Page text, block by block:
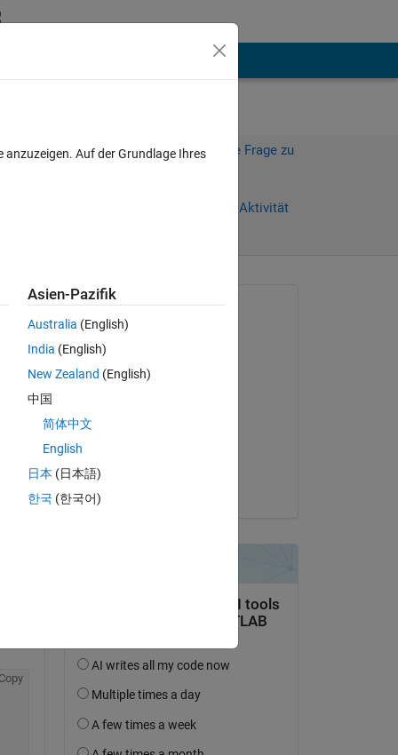
Melden Sie sich an, um diese Frage zu
Anmelden, um Aktivität
朋貴 熊田
am 1 Aug. 2021
am 4 Aug. 2021
Akzeptiert:
Auf der Grundlage Ihres
Asien-Pazifik
Australia (English)
India (English)
New Zealand (English)
中国
简体中文
English
日本 (日本語)
한국 (한국어)